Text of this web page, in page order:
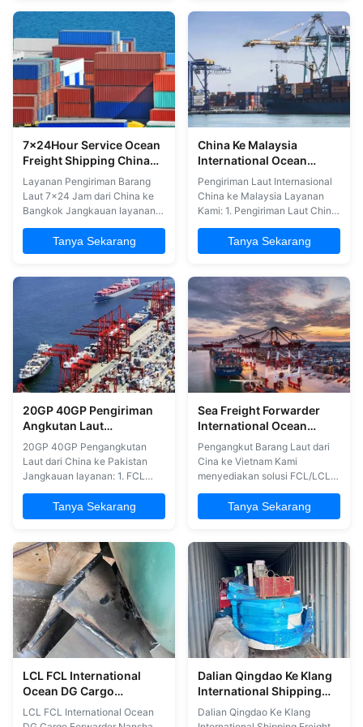
3Pengangkutan trailer di
pelabuhan Shekou;
4Penghapusan bea cukai dan
deklarasi bea cukai di
pelabuhan Shekou; 5Layanan
dari pintu ...
3Pengangkutan trailer darat di
pelabuhan Cina; 4.
Penghapusan bea cukai dan
deklarasi bea cukai di
pelabuhan ...
7x24Hour Service Ocean
Freight Shipping China
To Bangkok
Layanan Pengiriman Barang
Laut 7x24 Jam dari China ke
Bangkok Jangkauan layanan:
1. Pengiriman barang laut dan
pengiriman barang ke
Bangkok; 2. Layanan
lokal; 3. Transportasi trailer
darat di pelabuhan China; 4.
Pembersihan pabean dan
deklarasi pabean di pelabuhan
China;; 5. ...
Tanya Sekarang
China Ke Malaysia
International Ocean
Shipping Sea Freight
Forwarder
Pengiriman Laut Internasional
China ke Malaysia Layanan
Kami: 1. Pengiriman Laut China
ke Pasir Gudang 2. Pengiriman
Laut China ke Penang 3.
Pengiriman Laut China ke
perusahaan manajemen rantai
pasokan pemenang
penghargaan, layanan
pengiriman barang
internasional premium kami ...
Tanya Sekarang
20GP 40GP Pengiriman
Angkutan Laut
Internasional Dari Cina Ke
Pakistan
20GP 40GP Pengangkutan
Laut dari China ke Pakistan
Jangkauan layanan: 1. FCL
(Full Container Load) 2. LCL
(Less Than Container Load) 3/
Patah Bulk. 4. Piagam penuh
Pengiriman Termasuk Pintu ke
Pintu Keuntungan kita
Keamanan Dijamin Kami
berpengalaman dan profesional
dan ...
Tanya Sekarang
Sea Freight Forwarder
International Ocean
Freight Forwarder Dari
Cina ke Vietnam
Pengangkut Barang Laut dari
Cina ke Vietnam Kami
menyediakan solusi FCL/LCL
lengkap untuk NVOCC dan
layanan penuh pengiriman
kargo laut untuk perdagangan
1Memanfaatkan kekuatan
pembelian jaringan global kami
melalui pengadaan terpusat di
jalur perdagangan
2Penyediaan opsi dan ...
Tanya Sekarang
LCL FCL International
Ocean DG Cargo
Forwarder Nansha
Yantian Ke India
LCL FCL International Ocean
Dalian Qingdao Ke Klang
International Shipping
Freight Forwarder By Sea
Dalian Qingdao Ke Klang